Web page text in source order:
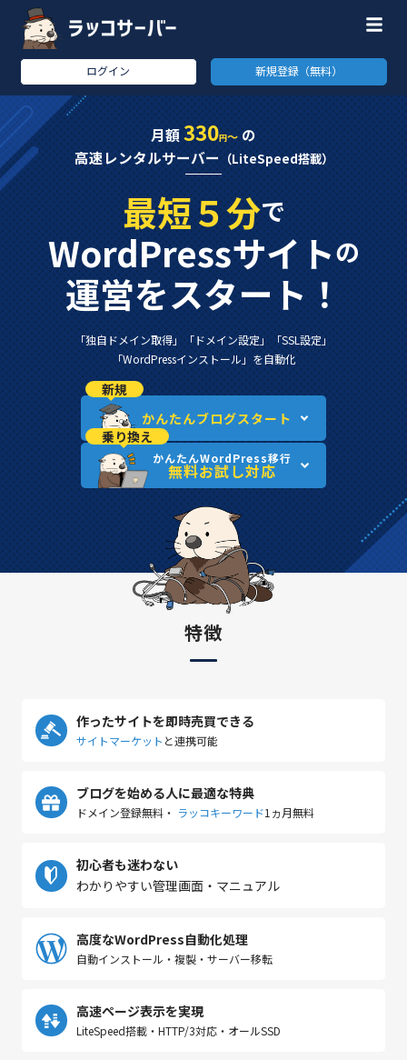
ログイン 新規登録（無料）
月額330円～の
高速レンタルサーバー（LiteSpeed搭載）
最短５分で
WordPressサイトの
運営をスタート！
「独自ドメイン取得」「ドメイン設定」「SSL設定」
「WordPressインストール」を自動化
新規
かんたんブログスタート
乗り換え
かんたんWordPress移行
無料お試し対応
特徴
作ったサイトを即時売買できる
サイトマーケット と連携可能
ブログを始める人に最適な特典
ドメイン登録無料・ ラッコキーワード1ヵ月無料
初心者も迷わない
わかりやすい管理画面・マニュアル
高度なWordPress自動化処理
自動インストール・複製・サーバー移転
高速ページ表示を実現
LiteSpeed搭載・HTTP/3対応・オールSSD